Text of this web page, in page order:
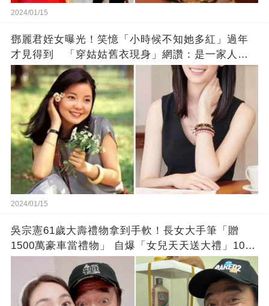
2024/01/15
鄧麗君姪女曝光！笑憶「小時候不知她多紅」過年
才見得到 「穿姑姑舊衣現身」網讚：是一家人沒
錯!
2024/01/15
吳宗憲61歲大壽禮物拿到手軟！長女大手筆「贈
1500萬豪車當禮物」 自爆「女兒天天送大禮」10年
徒弟也不甘示弱!